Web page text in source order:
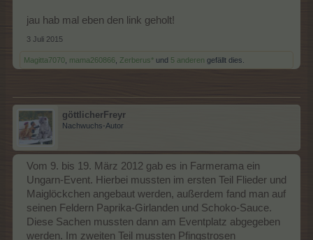
jau hab mal eben den link geholt!
3 Juli 2015
Magitta7070 mama260866 Zerberus* und 5 anderen gefällt dies.
göttlicherFreyr
Nachwuchs-Autor
Vom 9. bis 19. März 2012 gab es in Farmerama ein
Ungarn-Event. Hierbei mussten im ersten Teil Flieder und
Maiglöckchen angebaut werden, außerdem fand man auf
seinen Feldern Paprika-Girlanden und Schoko-Sauce.
Diese Sachen mussten dann am Eventplatz abgegeben
werden. Im zweiten Teil mussten Pfingstrosen